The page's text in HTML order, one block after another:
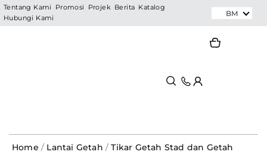
Skip
to
Tentang Kami Promosi Projek Berita Katalog
Hubungi Kami
BM
Home / Lantai Getah /Tikar Getah Stad dan Getah